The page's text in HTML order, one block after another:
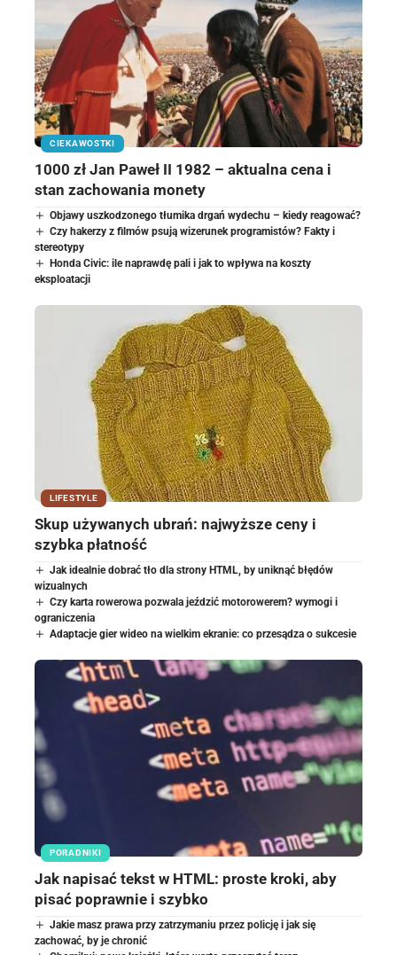
CIEKAWOSTKI
1000 zł Jan Paweł II 1982 – aktualna cena i
stan zachowania monety
Objawy uszkodzonego tłumika drgań wydechu – kiedy reagować?
Czy hakerzy z filmów psują wizerunek programistów? Fakty i
stereotypy
Honda Civic: ile naprawdę pali i jak to wpływa na koszty
eksploatacji
LIFESTYLE
Skup używanych ubrań: najwyższe ceny i
szybka płatność
Jak idealnie dobrać tło dla strony HTML, by uniknąć błędów
wizualnych
Czy karta rowerowa pozwala jeździć motorowerem? wymogi i
ograniczenia
Adaptacje gier wideo na wielkim ekranie: co przesądza o sukcesie
PORADNIKI
Jak napisać tekst w HTML: proste kroki, aby
pisać poprawnie i szybko
Jakie masz prawa przy zatrzymaniu przez policję i jak się
zachować, by je chronić